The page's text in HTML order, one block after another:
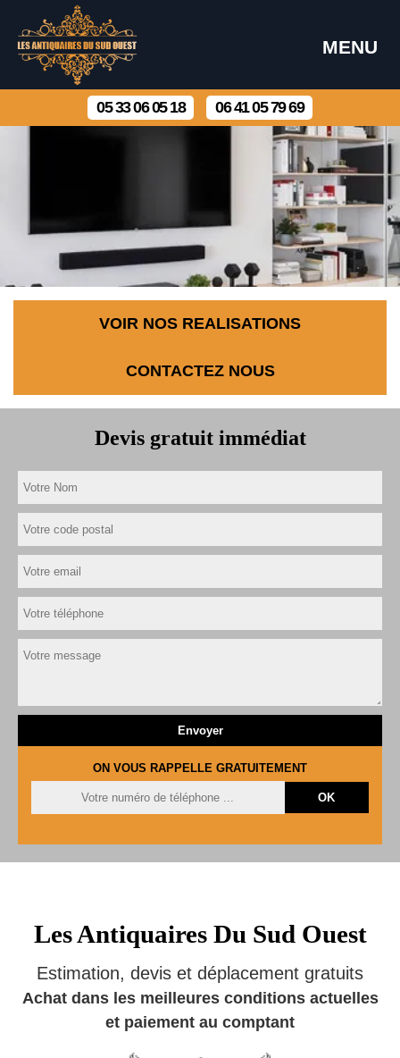
MENU
05 33 06 05 18 06 41 05 79 69
VOIR NOS REALISATIONS
CONTACTEZ NOUS
Devis gratuit immédiat
ON VOUS RAPPELLE GRATUITEMENT
Les Antiquaires Du Sud Ouest
Estimation, devis et déplacement gratuits
Achat dans les meilleures conditions actuelles
et paiement au comptant